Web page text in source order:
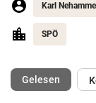
Karl
SPÖ
Gelesen